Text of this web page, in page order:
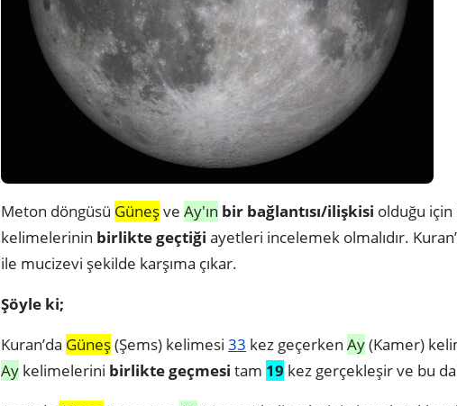
Meton döngüsü Güneşve Ay'ın bir bağlantısı/ilişkisi olduğu
kelimelerinin birlikte geçtiği ayetleri incelemek olmalıdır.
ile mucizevi şekilde karşıma çıkar.
Şöyle ki;
Kuran’da Güneş(Şems) kelimesi 33 kez geçerken Ay(Kamer)
Ay kelimelerini birlikte geçmesi tam 19 kez gerçekleşir ve bu